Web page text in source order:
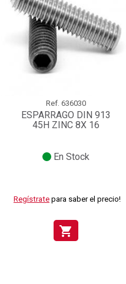
Ref. 636030
ESPARRAGO DIN 913
45H ZINC 8X 16
En Stock
Regístrate para saber el precio!
shopping_cart